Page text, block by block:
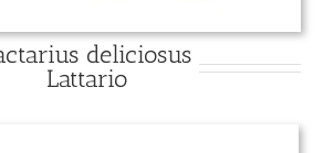
deliciosus
Lattario